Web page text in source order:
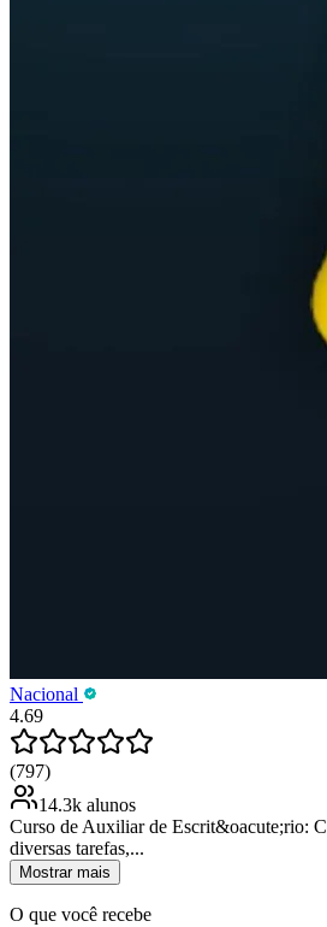
Nacional
4.69
(797)
14.3k alunos
Curso de Auxiliar de Escrit&oacute;rio:
diversas tarefas,...
Mostrar mais
O que você recebe